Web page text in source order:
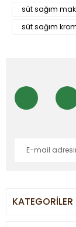
süt sağım
süt sağım
KATEGORİLER